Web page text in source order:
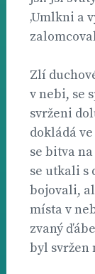
‚Umlkni a
Zlí
v nebi, se
svrženi
dokládá
se bitva
se utkali s
bojovali,
místa v
zvaný
byl svržen